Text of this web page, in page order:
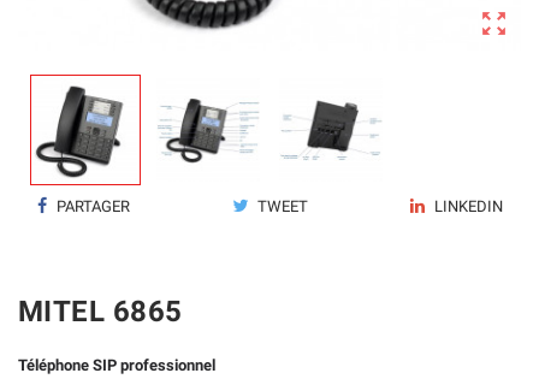

PARTAGER TWEET LINKEDIN
MITEL 6865
Téléphone SIP professionnel